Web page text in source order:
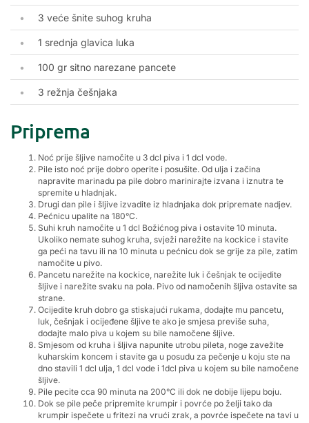
3 veće šnite suhog kruha
1 srednja glavica luka
100 gr sitno narezane pancete
3 režnja češnjaka
Priprema
Noć prije šljive namočite u 3 dcl piva i 1 dcl vode.
Pile isto noć prije dobro operite i posušite. Od ulja i začina
napravite marinadu pa pile dobro marinirajte izvana i iznutra te
spremite u hladnjak.
Drugi dan pile i šljive izvadite iz hladnjaka dok pripremate nadjev.
Pećnicu upalite na 180°C.
Suhi kruh namočite u 1 dcl Božićnog piva i ostavite 10 minuta.
Ukoliko nemate suhog kruha, svježi narežite na kockice i stavite
ga peći na tavu ili na 10 minuta u pećnicu dok se grije za pile, zatim
namočite u pivo.
Pancetu narežite na kockice, narežite luk i češnjak te ocijedite
šljive i narežite svaku na pola. Pivo od namočenih šljiva ostavite sa
strane.
Ocijedite kruh dobro ga stiskajući rukama, dodajte mu pancetu,
luk, češnjak i ocijeđene šljive te ako je smjesa previše suha,
dodajte malo piva u kojem su bile namočene šljive.
Smjesom od kruha i šljiva napunite utrobu pileta, noge zavežite
kuharskim koncem i stavite ga u posudu za pečenje u koju ste na
dno stavili 1 dcl ulja, 1 dcl vode i 1dcl piva u kojem su bile namočene
šljive.
Pile pecite cca 90 minuta na 200°C ili dok ne dobije lijepu boju.
Dok se pile peče pripremite krumpir i povrće po želji tako da
krumpir ispečete u fritezi na vrući zrak, a povrće ispečete na tavi u